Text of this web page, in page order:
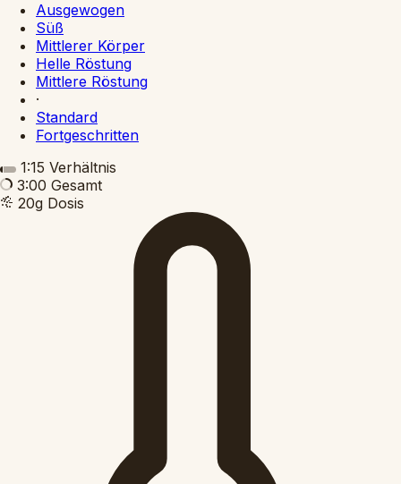
Ausgewogen
Süß
Mittlerer Körper
Helle Röstung
Mittlere Röstung
·
Standard
Fortgeschritten
1:15 Verhältnis
3:00 Gesamt
20g Dosis